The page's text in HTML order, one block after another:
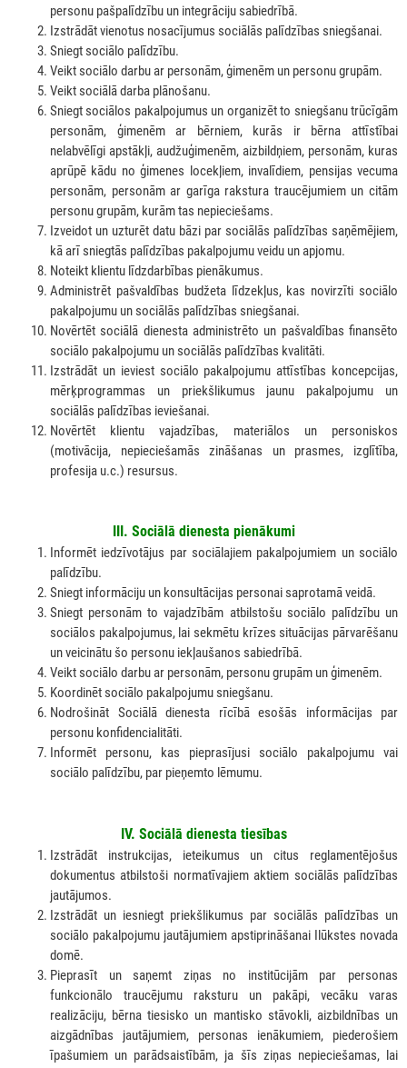
personu pašpalīdzību un integrāciju sabiedrībā.
Izstrādāt vienotus nosacījumus sociālās palīdzības sniegšanai.
Sniegt sociālo palīdzību.
Veikt sociālo darbu ar personām, ģimenēm un personu grupām.
Veikt sociālā darba plānošanu.
Sniegt sociālos pakalpojumus un organizēt to sniegšanu trūcīgām
personām, ģimenēm ar bērniem, kurās ir bērna attīstībai
nelabvēlīgi apstākļi, audžuģimenēm, aizbildņiem, personām, kuras
aprūpē kādu no ģimenes locekļiem, invalīdiem, pensijas vecuma
personām, personām ar garīga rakstura traucējumiem un citām
personu grupām, kurām tas nepieciešams.
Izveidot un uzturēt datu bāzi par sociālās palīdzības saņēmējiem,
kā arī sniegtās palīdzības pakalpojumu veidu un apjomu.
Noteikt klientu līdzdarbības pienākumus.
Administrēt pašvaldības budžeta līdzekļus, kas novirzīti sociālo
pakalpojumu un sociālās palīdzības sniegšanai.
Novērtēt sociālā dienesta administrēto un pašvaldības finansēto
sociālo pakalpojumu un sociālās palīdzības kvalitāti.
Izstrādāt un ieviest sociālo pakalpojumu attīstības koncepcijas,
mērķprogrammas un priekšlikumus jaunu pakalpojumu un
sociālās palīdzības ieviešanai.
Novērtēt klientu vajadzības, materiālos un personiskos
(motivācija, nepieciešamās zināšanas un prasmes, izglītība,
profesija u.c.) resursus.
III. Sociālā dienesta pienākumi
Informēt iedzīvotājus par sociālajiem pakalpojumiem un sociālo
palīdzību.
Sniegt informāciju un konsultācijas personai saprotamā veidā.
Sniegt personām to vajadzībām atbilstošu sociālo palīdzību un
sociālos pakalpojumus, lai sekmētu krīzes situācijas pārvarēšanu
un veicinātu šo personu iekļaušanos sabiedrībā.
Veikt sociālo darbu ar personām, personu grupām un ģimenēm.
Koordinēt sociālo pakalpojumu sniegšanu.
Nodrošināt Sociālā dienesta rīcībā esošās informācijas par
personu konfidencialitāti.
Informēt personu, kas pieprasījusi sociālo pakalpojumu vai
sociālo palīdzību, par pieņemto lēmumu.
IV. Sociālā dienesta tiesības
Izstrādāt instrukcijas, ieteikumus un citus reglamentējošus
dokumentus atbilstoši normatīvajiem aktiem sociālās palīdzības
jautājumos.
Izstrādāt un iesniegt priekšlikumus par sociālās palīdzības un
sociālo pakalpojumu jautājumiem apstiprināšanai Ilūkstes novada
domē.
Pieprasīt un saņemt ziņas no institūcijām par personas
funkcionālo traucējumu raksturu un pakāpi, vecāku varas
realizāciju, bērna tiesisko un mantisko stāvokli, aizbildnības un
aizgādnības jautājumiem, personas ienākumiem, piederošiem
īpašumiem un parādsaistībām, ja šīs ziņas nepieciešamas, lai